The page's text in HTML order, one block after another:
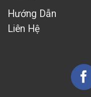
Hướng Dẫn
Liên Hệ